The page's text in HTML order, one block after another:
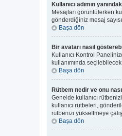
Kullanıcı adımın
Mesajları görüntülerken
gönderdiğiniz mesaj
Başa dön
Bir avatarı nasıl
Kullanıcı Kontrol
kullanımında
Başa dön
Rütbem nedir ve onu
Genelde kullanıcı
kullanıcı rütbeleri,
rütbenizi yükseltmeye
Başa dön